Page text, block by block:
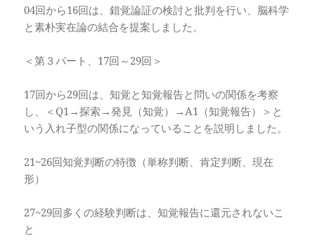
04回から16回は、錯覚論証の検討と批判を行い、脳科学
と素朴実在論の結合を提案しました。
＜第３パート、17回～29回＞
17回から29回は、知覚と知覚報告と問いの関係を考察
し、＜Q1→探索→発見（知覚）→A1（知覚報告）＞と
いう入れ子型の関係になっていることを説明しました。
21~26回知覚判断の特徴（単称判断、肯定判断、現在
形）
27~29回多くの経験判断は、知覚報告に還元されないこ
と